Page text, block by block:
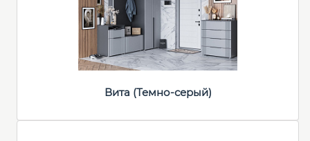
Вита (Темно-серый)